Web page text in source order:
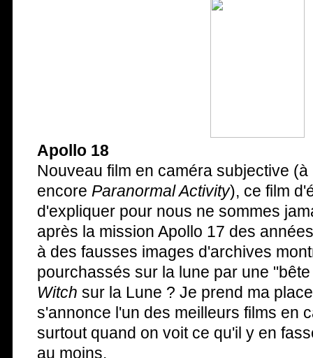
Apollo 18
Nouveau film en caméra subjective
encore Paranormal Activity), ce film
d'expliquer pour nous ne sommes
après la mission Apollo 17 des
à des fausses images d'archives
pourchassés sur la lune par une
Witch sur la Lune ? Je prend ma
s'annonce l'un des meilleurs films en
surtout quand on voit ce qu'il y en
au moins.